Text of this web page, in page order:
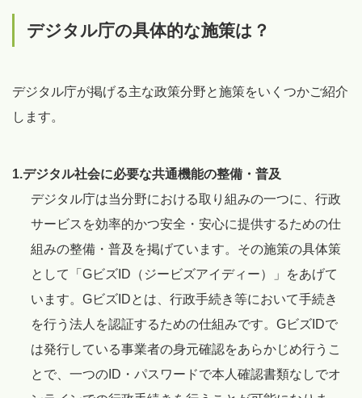
デジタル庁の具体的な施策は？
デジタル庁が掲げる主な政策分野と施策をいくつかご紹介
します。
1.デジタル社会に必要な共通機能の整備・普及
デジタル庁は当分野における取り組みの一つに、行政
サービスを効率的かつ安全・安心に提供するための仕
組みの整備・普及を掲げています。その施策の具体策
として「GビズID（ジービズアイディー）」をあげて
います。GビズIDとは、行政手続き等において手続き
を行う法人を認証するための仕組みです。GビズIDで
は発行している事業者の身元確認をあらかじめ行うこ
とで、一つのID・パスワードで本人確認書類なしでオ